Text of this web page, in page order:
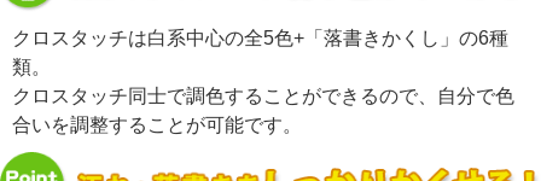
クロスタッチは白系中心の全5色+「落書きかくし」の6種
類。
クロスタッチ同士で調色することができるので、自分で色
合いを調整することが可能です。